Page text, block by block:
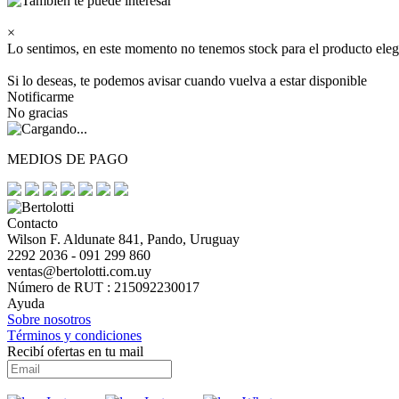
×
Lo sentimos, en este momento no tenemos stock para el producto
Si lo deseas, te podemos avisar cuando vuelva a estar disponible
Notificarme
No gracias
MEDIOS DE PAGO
Contacto
Wilson F. Aldunate 841, Pando, Uruguay
2292 2036 - 091 299 860
ventas@bertolotti.com.uy
Número de RUT : 215092230017
Ayuda
Sobre nosotros
Términos y condiciones
Recibí ofertas en tu mail